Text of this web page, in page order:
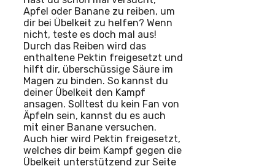
Apfel oder Banane zu reiben, um
dir bei Übelkeit zu helfen? Wenn
nicht, teste es doch mal aus!
Durch das Reiben wird das
enthaltene Pektin freigesetzt und
hilft dir, überschüssige Säure im
Magen zu binden. So kannst du
deiner Übelkeit den Kampf
ansagen. Solltest du kein Fan von
Äpfeln sein, kannst du es auch
mit einer Banane versuchen.
Auch hier wird Pektin freigesetzt,
welches dir beim Kampf gegen die
Übelkeit unterstützend zur Seite